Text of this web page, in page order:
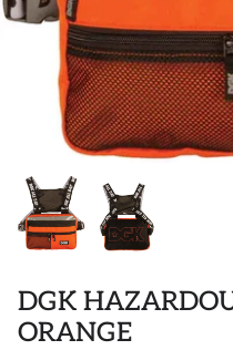
POLOS
STICKER
DIVERSE ACCESSORIES
DGK
ORANGE